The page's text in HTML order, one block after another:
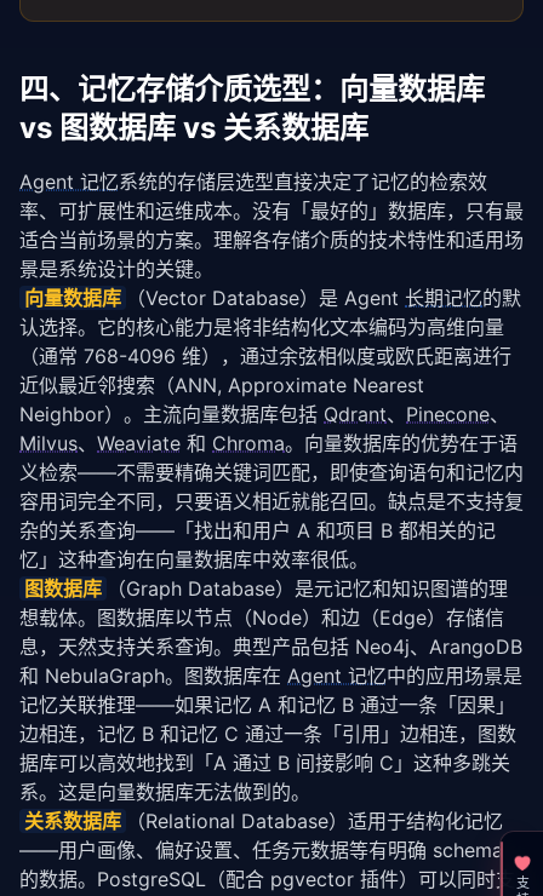
四、记忆存储介质选型：向量数据库
vs 图数据库 vs 关系数据库
Agent 记忆系统的存储层选型直接决定了记忆的检索效
率、可扩展性和运维成本。没有「最好的」数据库，只有最
适合当前场景的方案。理解各存储介质的技术特性和适用场
景是系统设计的关键。
向量数据库
（Vector Database）是 Agent 长期记忆的默
认选择。它的核心能力是将非结构化文本编码为高维向量
（通常 768-4096 维），通过余弦相似度或欧氏距离进行
近似最近邻搜索（ANN, Approximate Nearest
Neighbor）。主流向量数据库包括 Qdrant、 Pinecone、
Milvus、 Weaviate 和 Chroma。向量数据库的优势在于语
义检索——不需要精确关键词匹配，即使查询语句和记忆内
容用词完全不同，只要语义相近就能召回。缺点是不支持复
杂的关系查询——「找出和用户 A 和项目 B 都相关的记
忆」这种查询在向量数据库中效率很低。
图数据库
（Graph Database）是元记忆和知识图谱的理
想载体。图数据库以节点（Node）和边（Edge）存储信
息，天然支持关系查询。典型产品包括 Neo4j、ArangoDB
和 NebulaGraph。图数据库在 Agent 记忆中的应用场景是
记忆关联推理——如果记忆 A 和记忆 B 通过一条「因果」
边相连，记忆 B 和记忆 C 通过一条「引用」边相连，图数
据库可以高效地找到「A 通过 B 间接影响 C」这种多跳关
系。这是向量数据库无法做到的。
关系数据库
（Relational Database）适用于结构化记忆
——用户画像、偏好设置、任务元数据等有明确 schema
的数据。PostgreSQL（配合 pgvector 插件）可以同时支